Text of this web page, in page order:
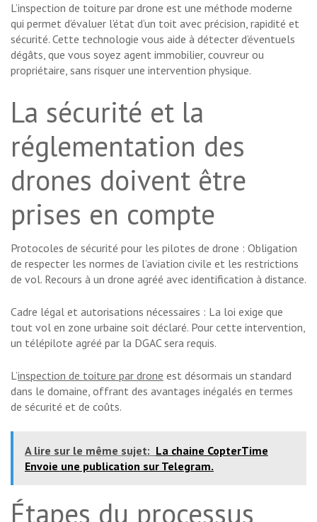
L’inspection de toiture par drone est une méthode moderne
qui permet d’évaluer l’état d’un toit avec précision, rapidité et
sécurité. Cette technologie vous aide à détecter d’éventuels
dégâts, que vous soyez agent immobilier, couvreur ou
propriétaire, sans risquer une intervention physique.
La sécurité et la
réglementation des
drones doivent être
prises en compte
Protocoles de sécurité pour les pilotes de drone : Obligation
de respecter les normes de l’aviation civile et les restrictions
de vol. Recours à un drone agréé avec identification à distance.
Cadre légal et autorisations nécessaires : La loi exige que
tout vol en zone urbaine soit déclaré. Pour cette intervention,
un télépilote agréé par la DGAC sera requis.
L’inspection de toiture par drone est désormais un standard
dans le domaine, offrant des avantages inégalés en termes
de sécurité et de coûts.
A lire sur le même sujet: La chaine CopterTime
Envoie une publication sur Telegram.
Étapes du processus